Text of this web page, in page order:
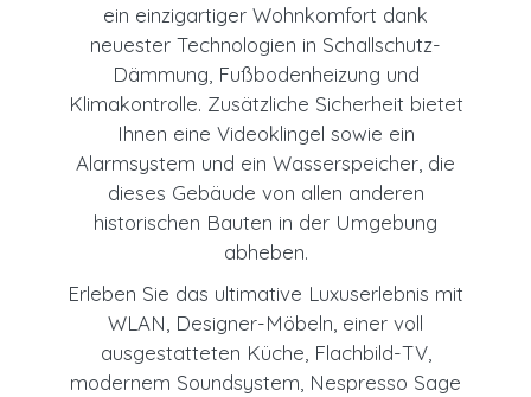
ein einzigartiger Wohnkomfort dank
neuester Technologien in Schallschutz-
Dämmung, Fußbodenheizung und
Klimakontrolle. Zusätzliche Sicherheit bietet
Ihnen eine Videoklingel sowie ein
Alarmsystem und ein Wasserspeicher, die
dieses Gebäude von allen anderen
historischen Bauten in der Umgebung
abheben.
Erleben Sie das ultimative Luxuserlebnis mit
WLAN, Designer-Möbeln, einer voll
ausgestatteten Küche, Flachbild-TV,
modernem Soundsystem, Nespresso Sage